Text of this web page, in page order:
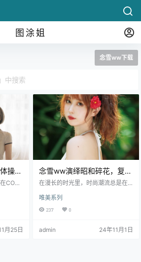
图涂姐
念雪ww下载
操
现
COS
以其
月25日
念雪ww演绎昭和碎花，复古
韵味中的温柔时光
在漫长的时光里，时尚潮流总是在
然在人们心中占据一席之地，比如
昭和时期.
唯美系列
237 0
admin 24年11月1日